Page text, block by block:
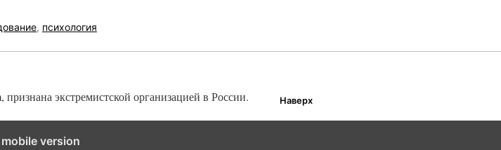
, психология
Наверх
экстремистской организацией в России.
version